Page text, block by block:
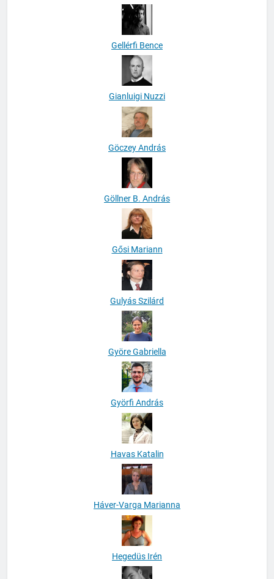
Gellérfi Bence
Gianluigi Nuzzi
Göczey András
Göllner B. András
Gősi Mariann
Gulyás Szilárd
Györe Gabriella
Györfi András
Havas Katalin
Háver-Varga Marianna
Hegedüs Irén